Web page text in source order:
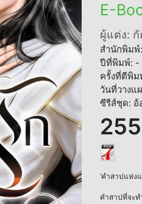
E-
ผู้แต่ง:
สำนักพิมพ์
ปีที่พิมพ์: -
ครั้งที่ตีพิม
วันที่วางแ
ซีรีส์ชุด: อ้
‘คำสาปแห่ง
คำสาปที่จะท